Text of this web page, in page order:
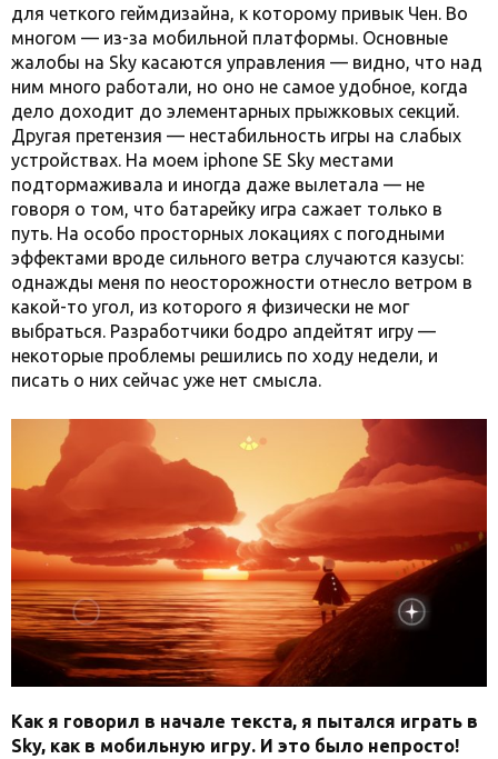
для четкого геймдизайна, к которому привык Чен. Во
многом — из-за мобильной платформы. Основные
жалобы на Sky касаются управления — видно, что над
ним много работали, но оно не самое удобное, когда
дело доходит до элементарных прыжковых секций.
Другая претензия — нестабильность игры на слабых
устройствах. На моем iphone SE Sky местами
подтормаживала и иногда даже вылетала — не
говоря о том, что батарейку игра сажает только в
путь. На особо просторных локациях с погодными
эффектами вроде сильного ветра случаются казусы:
однажды меня по неосторожности отнесло ветром в
какой-то угол, из которого я физически не мог
выбраться. Разработчики бодро апдейтят игру —
некоторые проблемы решились по ходу недели, и
писать о них сейчас уже нет смысла.
Как я говорил в начале текста, я пытался играть в
Sky, как в мобильную игру. И это было непросто!